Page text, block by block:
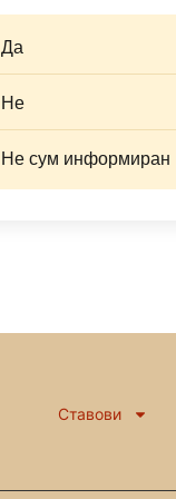
Да
Не
Не сум информиран
Ставови